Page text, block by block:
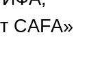
CAFA»